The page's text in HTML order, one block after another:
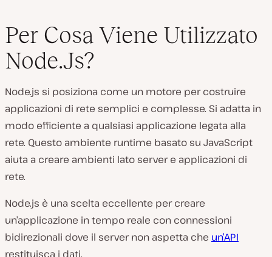
Per Cosa Viene Utilizzato
Node.Js?
Node.js si posiziona come un motore per costruire
applicazioni di rete semplici e complesse. Si adatta in
modo efficiente a qualsiasi applicazione legata alla
rete. Questo ambiente runtime basato su JavaScript
aiuta a creare ambienti lato server e applicazioni di
rete.
Node.js è una scelta eccellente per creare
un’applicazione in tempo reale con connessioni
bidirezionali dove il server non aspetta che un’API
restituisca i dati.